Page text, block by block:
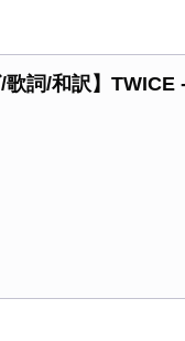
/歌詞/和訳】TWICE